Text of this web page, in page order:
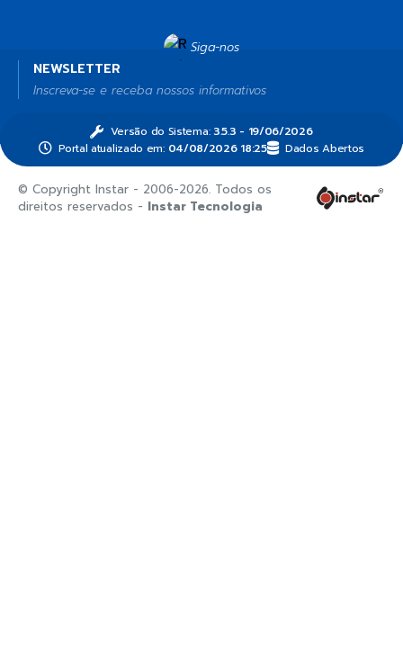
Siga-nos
NEWSLETTER
Inscreva-se e receba nossos informativos
Versão do Sistema:3.5.3 - 19/06/2026
Portal atualizado em: 04/08/2026 18:25 Dados Abertos
© Copyright Instar - 2006-2026. Todos os
direitos reservados - Instar Tecnologia